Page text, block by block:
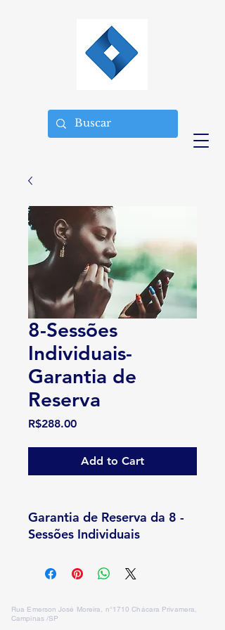
8-Sessões
Individuais-
Garantia de
Reserva
R$288.00Price
Add to Cart
Garantia de Reserva da 8 -
Sessões Individuais
Rua Emerson José Moreira, n°1710 Chácara Privamera,
Campinas /SP